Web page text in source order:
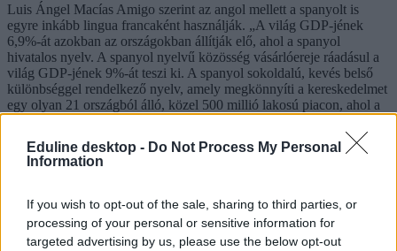
Eduline desktop - Do Not Process My Personal
Information
If you wish to opt-out of the sale, sharing to third parties, or
processing of your personal or sensitive information for
targeted advertising by us, please use the below opt-out
Luis Ángel Macías Amigo szerint az angol mellett a spanyolt is
egyre inkább lingua francaként használják. „A világ GDP-jének
6,9%-át azokban az országokban állítják elő, ahol a spanyol
hivatalos nyelv. A spanyol nyelvű közösség vásárlóereje ráadásul a
világ GDP-jének 9%-át teszi ki. A spanyol sokoldalú, kevés belső
különbséggel rendelkező nyelv, amely megkönnyíti a kereskedelmet
egy olyan 21 országból álló, közel 500 millió lakosú piacon, ahol a
gazdaságokban a hatékony idegennyelv-tanulás és -kompetencia a
munkaerőpiacon az egyik legkeresettebb alapkészség, a digitális
kompetenciával és más készségekkel együtt. Spanyolul tudni azt
kereskedelmi kapcsolatokat létesíteni velük” - magyarázza.
Mozi, könyvtár, zene